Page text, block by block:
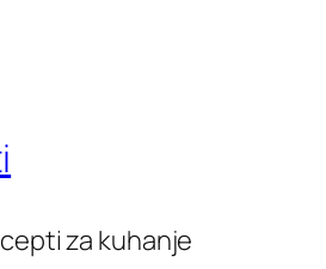
za kuhanje